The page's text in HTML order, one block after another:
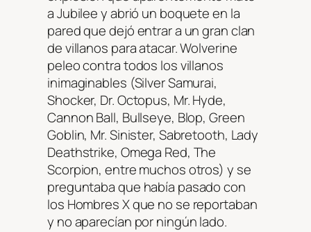
a Jubilee y abrió un boquete en la
pared que dejó entrar a un gran clan
de villanos para atacar. Wolverine
peleo contra todos los villanos
inimaginables (Silver Samurai,
Shocker, Dr. Octopus, Mr. Hyde,
Cannon Ball, Bullseye, Blop, Green
Goblin, Mr. Sinister, Sabretooth, Lady
Deathstrike, Omega Red, The
Scorpion, entre muchos otros) y se
preguntaba que había pasado con
los Hombres X que no se reportaban
y no aparecían por ningún lado.